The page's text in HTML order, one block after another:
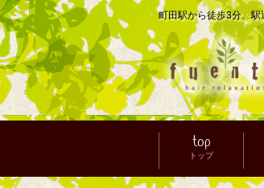
町田駅から徒歩3分、
top
トップ